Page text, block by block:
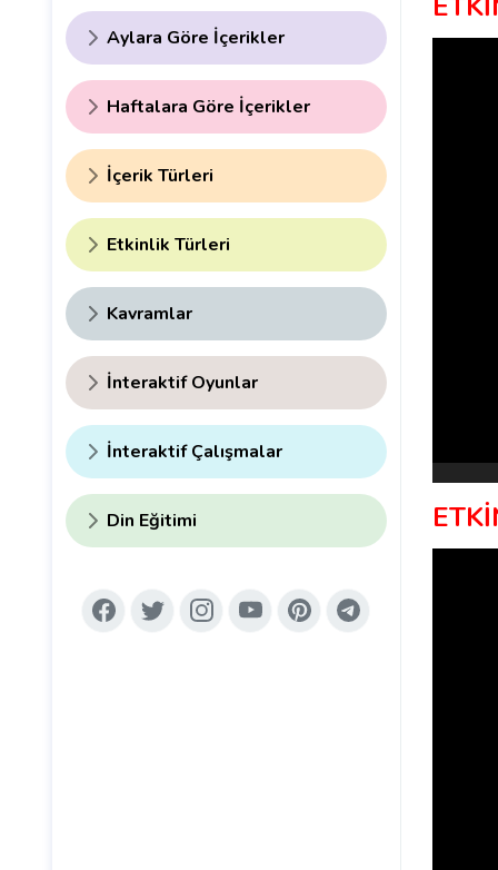
Aylara Göre İçerikler
Haftalara Göre İçerikler
İçerik Türleri
Etkinlik Türleri
Kavramlar
İnteraktif Oyunlar
İnteraktif Çalışmalar
Din Eğitimi